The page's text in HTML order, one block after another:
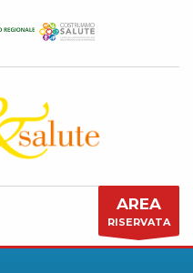
AREA
RISERVATA